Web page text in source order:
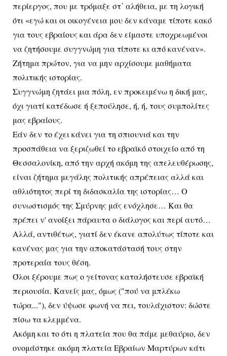
περίεργος, που με τρόμαξε στ΄ αλήθεια, με τη λογική
ότι «εγώ και οι οικογένεια μου δεν κάναμε τίποτε κακό
για τους εβραίους και άρα δεν είμαστε υποχρεωμένοι
να ζητήσουμε συγγνώμη για τίποτε κι από κανέναν».
Ζήτημα πρώτον, για να μην αρχίσουμε μαθήματα
πολιτικής ιστορίας.
Συγγνώμη ζητάει μια πόλη, εν προκειμένω η δική μας,
όχι γιατί κατέδωσε ή ξεπούλησε, ή, ή, τους συμπολίτες
μας εβραίους.
Εάν δεν το έχει κάνει για τη σπιουνιά και την
προσπάθεια να ξεριζωθεί το εβραϊκό στοιχείο από τη
Θεσσαλονίκη, από την αρχή ακόμη της απελευθέρωσης,
είναι ζήτημα μεγάλης πολιτικής απρέπειας αλλά και
αθλιότητος περί τη διδασκαλία της ιστορίας… Ο
συνωστισμός της Σμύρνης μάς ενόχλησε… Και θα
πρέπει ν' ανοίξει πάραυτα ο διάλογος και περί αυτό…
Αλλά, αντιθέτως, γιατί δεν έκανε απολύτως τίποτε και
κανένας μας για την αποκατάστασή τους στην
προτεραία τους θέση.
Όλοι ξέρουμε πως ο γείτονας καταλήστευσε εβραϊκή
περιουσία. Κανείς μας, όμως ("πού να μπλέκω
τώρα..."), δεν ύψωσε φωνή να πει, τουλάχιστον: δώστε
πίσω τα κλεμμένα.
Ακόμη και το ότι η πλατεία που θα πάμε μεθαύριο, δεν
ονομάστηκε ακόμη πλατεία Εβραίων Μαρτύρων κάτι